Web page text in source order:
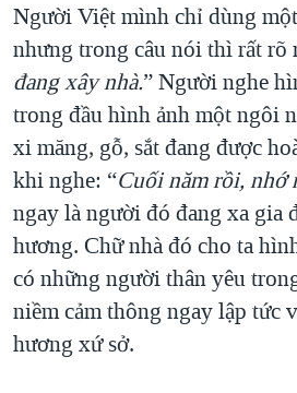
Người Việt mình chỉ dùng
nhưng trong câu nói thì rất rõ
đang xây nhà.” Người nghe
trong đầu hình ảnh một ngôi
xi măng, gỗ, sắt đang được
khi nghe: “Cuối năm rồi, nhớ
ngay là người đó đang xa gia
hương. Chữ nhà đó cho ta
có những người thân yêu
niềm cảm thông ngay lập tức
hương xứ sở.